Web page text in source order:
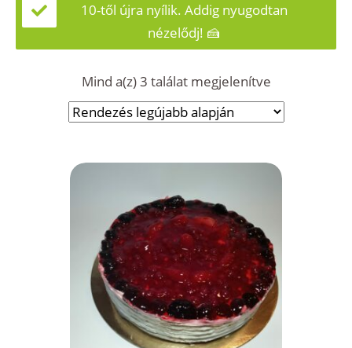
10-től újra nyílik. Addig nyugodtan
nézelődj! 🍰
Mind a(z) 3 találat megjelenítveSorted
by
latest